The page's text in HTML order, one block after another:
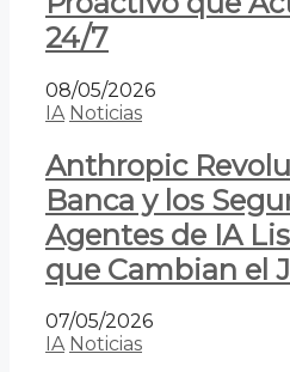
24/7
08/05/2026
IA Noticias
Anthropic
Banca y los
Agentes de IA
que Cambian el
07/05/2026
IA Noticias